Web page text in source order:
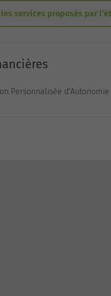
services proposés par
Personnalisée d'Autonomie